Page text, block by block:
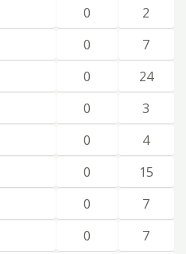
0
2
0
7
0
24
0
3
0
4
0
15
0
7
0
7